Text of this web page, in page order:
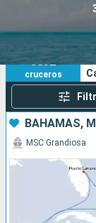
Fecha de
Puertos
3092
cruceros
BAHAMAS,
MSC Grandiosa